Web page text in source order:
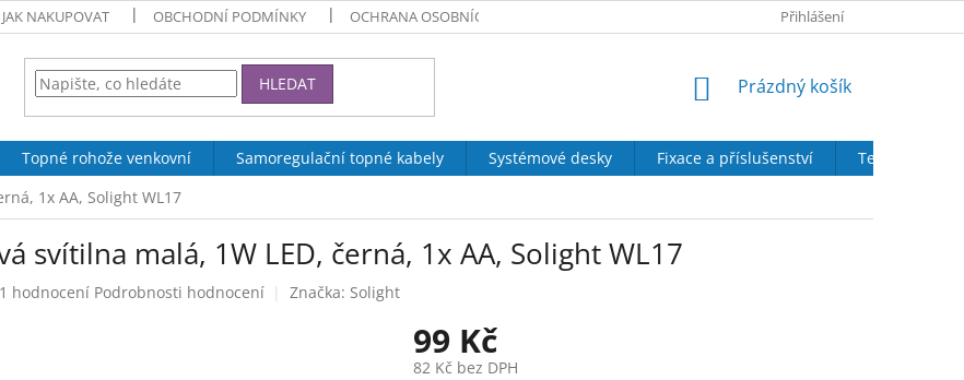
JAK NAKUPOVAT OBCHODNÍ PODMÍNKY OCHRANA OSOBNÍCH ÚDAJŮ DOPRAVA A PLATBA
Přihlášení
HLEDAT
NÁKUPNÍ
Prázdný košík
Topné rohože venkovní Samoregulační topné kabely Systémové desky Fixace a příslušenství
Tepelná
1x AA, Solight WL17
svítilna malá, 1W LED, černá, 1x AA, Solight WL17
Průměrné
1 hodnocení Podrobnosti hodnocení Značka: Solight
99 Kč
82 Kč bez DPH